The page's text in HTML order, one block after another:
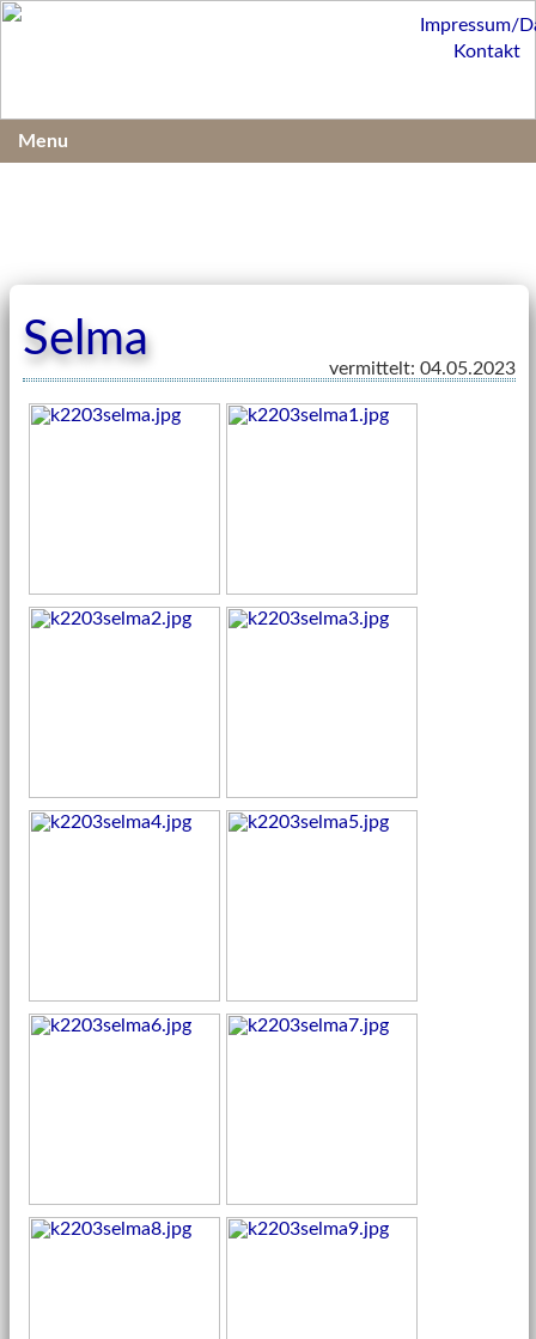
Selma
vermittelt: 04.05.2023
Impressum/
Kontakt
Menu